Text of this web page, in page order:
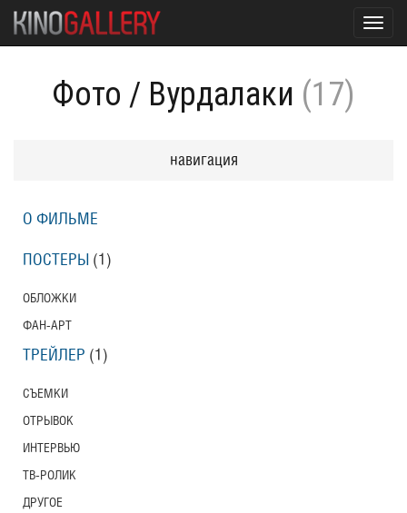
Фото / Вурдалаки (17)
навигация
О ФИЛЬМЕ
ПОСТЕРЫ (1)
ОБЛОЖКИ
ФАН-АРТ
ТРЕЙЛЕР (1)
СЪЕМКИ
ОТРЫВОК
ИНТЕРВЬЮ
ТВ-РОЛИК
ДРУГОЕ